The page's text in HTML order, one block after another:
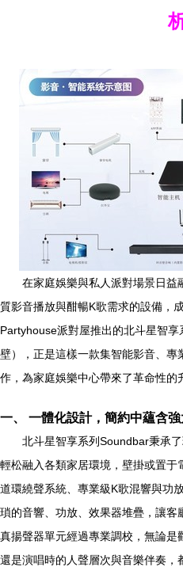
在家庭娛樂與私人派對場景日益
質影音播放與酣暢K歌需求的設備，
Partyhouse派對屋推出的北斗星智
壁），正是這樣一款集智能影音、專
作，為家庭娛樂中心帶來了革命性的
一、 一體化設計，簡約中蘊含
北斗星智享系列Soundbar秉承
輕松融入各類家居環境，壁掛或置
道環繞聲系統、專業級K歌混響與功
瑣的音響、功放、效果器堆疊，讓
真揚聲器單元經過專業調校，無論是
還是演唱時的人聲層次與音樂伴奏